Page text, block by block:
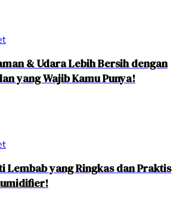
& Udara Lebih Bersih dengan
yang Wajib Kamu Punya!
Lembab yang Ringkas dan Praktis